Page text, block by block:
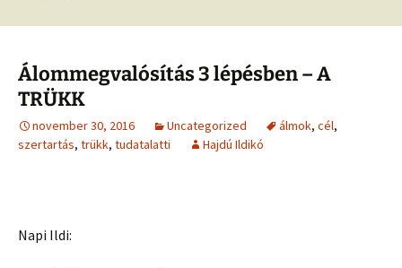
Álommegvalósítás 3 lépésben – A
TRÜKK
november 30, 2016 Uncategorized álmok, cél,
szertartás, trükk, tudatalatti Hajdú Ildikó
Napi Ildi: